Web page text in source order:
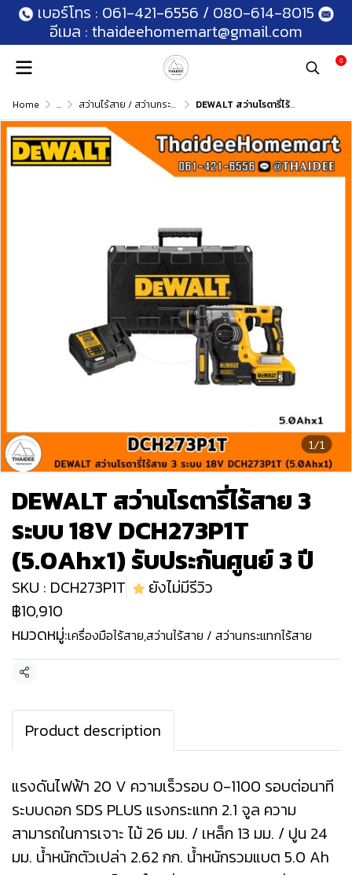
เบอร์โทร : 061-421-6556 / 080-614-8015
อีเมล : thaideehomemart@gmail.com
0
Home ... สว่านไร้สาย / สว่านกระแทกไร้สาย DEWALT สว่านโรตารี่ไร้สาย 3 ระบบ 18V DCH273P1T (5.0Ahx1) รับประกันศูนย์ 3 ปี
1/1
DEWALT สว่านโรตารี่ไร้สาย 3
ระบบ 18V DCH273P1T
(5.0Ahx1) รับประกันศูนย์ 3 ปี
SKU : DCH273P1T
ยังไม่มีรีวิว
฿10,910
หมวดหมู่:เครื่องมือไร้สาย,สว่านไร้สาย / สว่านกระแทกไร้สาย
แชร์
Product description
แรงดันไฟฟ้า 20 V ความเร็วรอบ 0-1100 รอบต่อนาที
ระบบดอก SDS PLUS แรงกระแทก 2.1 จูล ความ
สามารถในการเจาะ ไม้ 26 มม. / เหล็ก 13 มม. / ปูน 24
มม. น้ำหนักตัวเปล่า 2.62 กก. น้ำหนักรวมแบต 5.0 Ah